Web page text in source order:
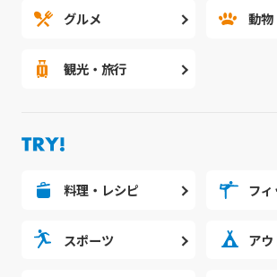
グルメ 動物
観光・旅行
料理・レシピ フ
スポーツ ア